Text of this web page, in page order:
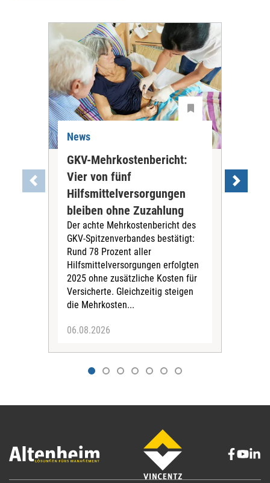
News
GKV-Mehrkostenbericht:
Vier von fünf
Hilfsmittelversorgungen
bleiben ohne Zuzahlung
Der achte Mehrkostenbericht des
GKV-Spitzenverbandes bestätigt:
Rund 78 Prozent aller
Hilfsmittelversorgungen erfolgten
2025 ohne zusätzliche Kosten für
Versicherte. Gleichzeitig steigen
die Mehrkosten...
06.08.2026